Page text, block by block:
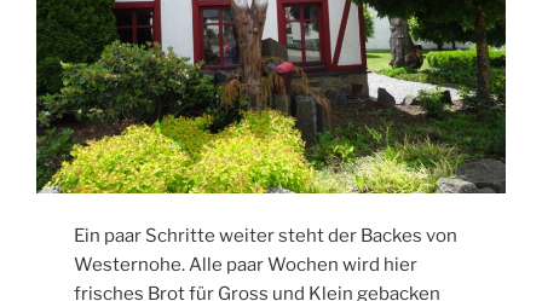
Ein paar Schritte weiter steht der Backes von
Westernohe. Alle paar Wochen wird hier
frisches Brot für Gross und Klein gebacken